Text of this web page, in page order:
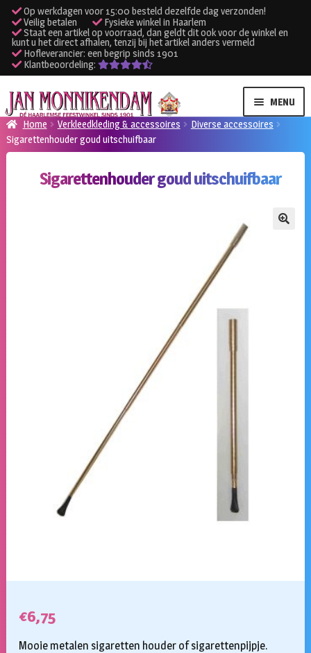
Op werkdagen voor 15:00 besteld dezelfde dag verzonden!
Veilig betalen
Fysieke winkel in Haarlem
Staat een artikel op voorraad, dan geldt dit ook voor de winkel en
kunt u het direct afhalen, tenzij bij het artikel anders vermeld
Hofleverancier: een begrip sinds 1901
Klantbeoordeling:
Ga
door
naar
navigatie
Ga
naar
de
inhoud
MENU
Verhuur kleding
Verhuur apparatuur
Home Verkleedkleding & accessoires
Diverse accessoires
Sigarettenhouder goud uitschuifbaar
Sigarettenhouder goud uitschuifbaar
€6,75
Mooie metalen sigaretten houder of sigarettenpijpje.